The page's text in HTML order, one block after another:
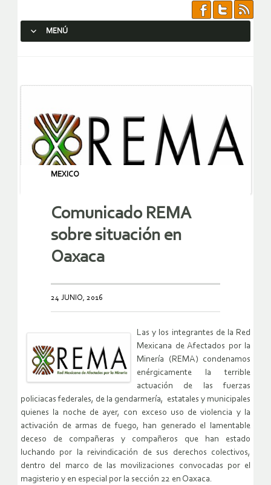
MENÚ
MEXICO
Comunicado REMA
sobre situación en
Oaxaca
24 JUNIO, 2016
Las y los integrantes de la Red
Mexicana de Afectados por la
Minería (REMA) condenamos
enérgicamente la terrible
actuación de las fuerzas
policiacas federales, de la gendarmería, estatales y municipales
quienes la noche de ayer, con exceso uso de violencia y la
activación de armas de fuego, han generado el lamentable
deceso de compañeras y compañeros que han estado
luchando por la reivindicación de sus derechos colectivos,
dentro del marco de las movilizaciones convocadas por el
magisterio y en especial por la sección 22 en Oaxaca.